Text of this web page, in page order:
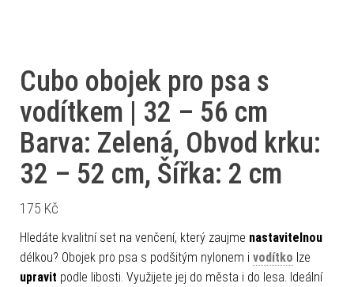
Cubo obojek pro psa s
vodítkem | 32 – 56 cm
Barva: Zelená, Obvod krku:
32 – 52 cm, Šířka: 2 cm
175 Kč
Hledáte kvalitní set na venčení, který zaujme nastavitelnou
délkou? Obojek pro psa s podšitým nylonem i vodítko lze
upravit podle libosti. Využijete jej do města i do lesa. Ideální